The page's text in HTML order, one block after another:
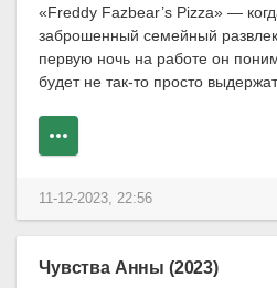
«Freddy Fazbear’s Pizza» —
заброшенный семейный
первую ночь на работе он
будет не так-то просто
11-12-2023, 22:56
Чувства Анны (2023)